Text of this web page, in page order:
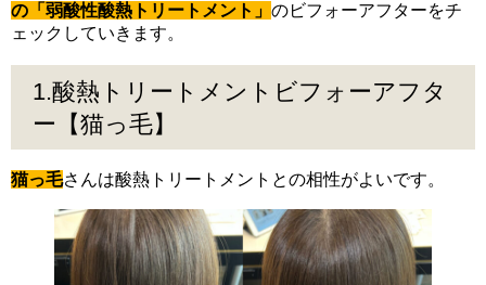
の「弱酸性酸熱トリートメント」 のビフォーアフターをチ
ェックしていきます。
1.酸熱トリートメントビフォーアフタ
ー【猫っ毛】
猫っ毛さんは酸熱トリートメントとの相性がよいです。